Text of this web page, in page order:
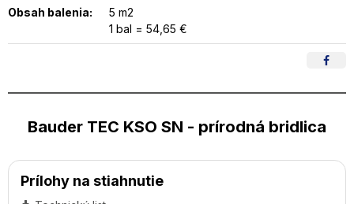
Obsah balenia:
5 m2
1 bal = 54,65 €
Bauder TEC KSO SN - prírodná bridlica
Prílohy na stiahnutie